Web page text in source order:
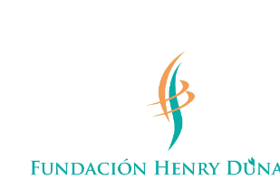
Henry
América Latina